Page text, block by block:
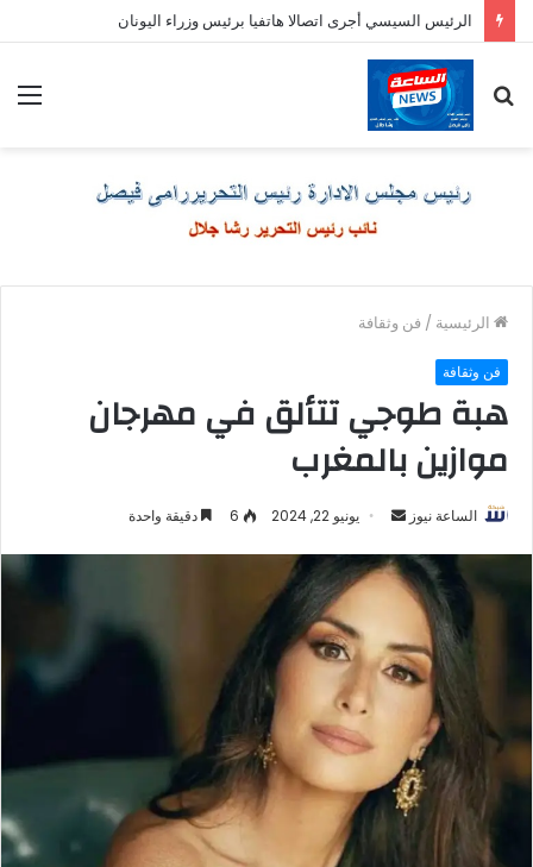
الرئيس السيسي أجرى اتصالا هاتفيا برئيس وزراء اليونان
عن
الرئيسية / فن وثقافة
فن وثقافة
هبة طوجي تتألق في مهرجان
موازين بالمغرب
الساعة نيوز
أرسل
إلكترونيا
يونيو 22, 2024 6 دقيقة واحدة